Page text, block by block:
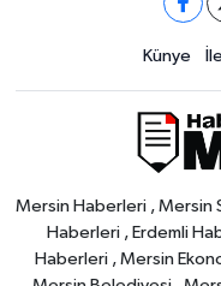
Künye
Mersin Haberleri , Mersin
Haberleri , Erdemli
Haberleri , Mersin